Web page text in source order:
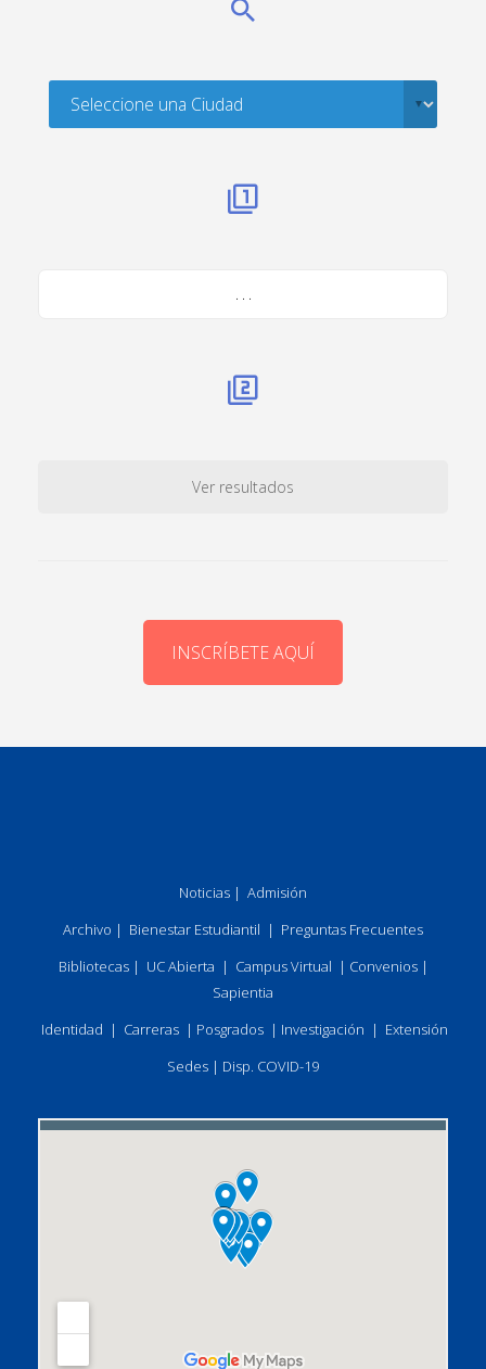
Ver resultados
INSCRÍBETE AQUÍ
Noticias | Admisión
Archivo | Bienestar Estudiantil | Preguntas Frecuentes
Bibliotecas| UC Abierta | Campus Virtual | Convenios|
Sapientia
Identidad | Carreras | Posgrados | Investigación | Extensión
Sedes | Disp. COVID-19